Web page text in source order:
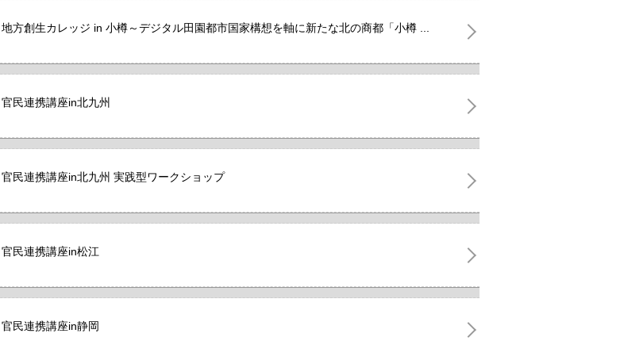
地方創生カレッジ in 小樽～デジタル田園都市国家構想を軸に新たな北の商都「小樽 ...
官民連携講座in北九州
官民連携講座in北九州 実践型ワークショップ
官民連携講座in松江
官民連携講座in静岡